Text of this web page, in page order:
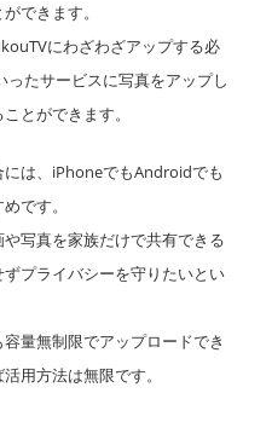
できます。
にわざわざアップする必
たサービスに写真をアップし
とができます。
は、iPhoneでもAndroidでも
です。
写真を家族だけで共有できる
プライバシーを守りたいとい
量無制限でアップロードでき
用方法は無限です。